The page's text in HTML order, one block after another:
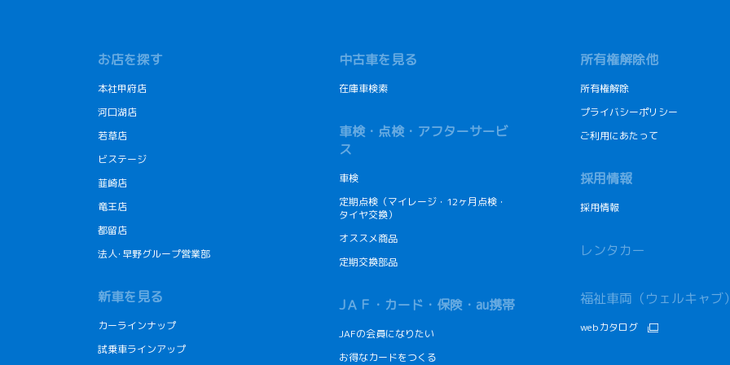
お店を探す
本社甲府店
河口湖店
若草店
ビステージ
韮崎店
竜王店
都留店
法人･早野グループ営業部
新車を見る
カーラインナップ
試乗車ラインアップ
中古車を見る
在庫車検索
車検・点検・アフターサービ
ス
車検
定期点検（マイレージ・12ヶ月点検・
タイヤ交換）
オススメ商品
定期交換部品
JＡＦ・カード・保険・au携帯
JAFの会員になりたい
お得なカードをつくる
所有権解除他
所有権解除
プライバシーポリシー
ご利用にあたって
採用情報
採用情報
レンタカー
福祉車両（ウェルキャブ
webカタログ